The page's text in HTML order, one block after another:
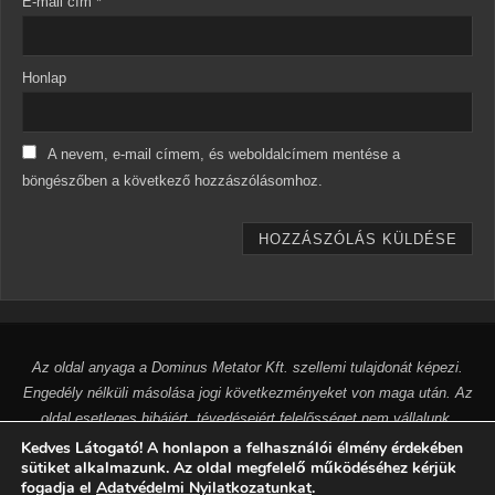
Honlap
A nevem, e-mail címem, és weboldalcímem mentése a
böngészőben a következő hozzászólásomhoz.
Az oldal anyaga a Dominus Metator Kft. szellemi tulajdonát képezi.
Engedély nélküli másolása jogi következményeket von maga után. Az
oldal esetleges hibáiért, tévedéseiért felelősséget nem vállalunk.
Dominus Metator Kft. 2024.
AZ OLDAL MOTORJAPARABOLA&WORDPRESS.
Kedves Látogató! A honlapon a felhasználói élmény érdekében
sütiket alkalmazunk. Az oldal megfelelő működéséhez kérjük
fogadja el Adatvédelmi Nyilatkozatunkat.